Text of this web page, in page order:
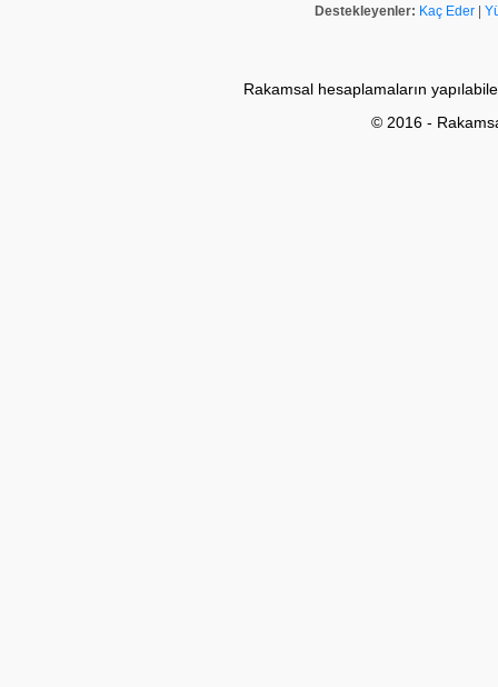
Destekleyenler: Kaç Eder
Rakamsal hesaplamaların
© 2016 -